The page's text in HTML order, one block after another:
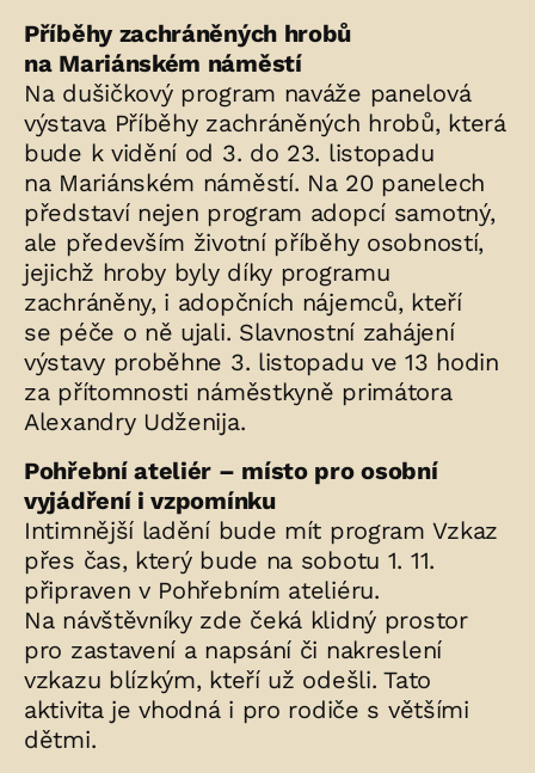
Příběhy zachráněných hrobů
na Mariánském náměstí
Na dušičkový program naváže panelová
výstava Příběhy zachráněných hrobů, která
bude k vidění od 3. do 23. listopadu
na Mariánském náměstí. Na 20 panelech
představí nejen program adopcí samotný,
ale především životní příběhy osobností,
jejichž hroby byly díky programu
zachráněny, i adopčních nájemců, kteří
se péče o ně ujali. Slavnostní zahájení
výstavy proběhne 3. listopadu ve 13 hodin
za přítomnosti náměstkyně primátora
Alexandry Udženija.
Pohřební ateliér – místo pro osobní
vyjádření i vzpomínku
Intimnější ladění bude mít program Vzkaz
přes čas, který bude na sobotu 1. 11.
připraven v Pohřebním ateliéru.
Na návštěvníky zde čeká klidný prostor
pro zastavení a napsání či nakreslení
vzkazu blízkým, kteří už odešli. Tato
aktivita je vhodná i pro rodiče s většími
dětmi.